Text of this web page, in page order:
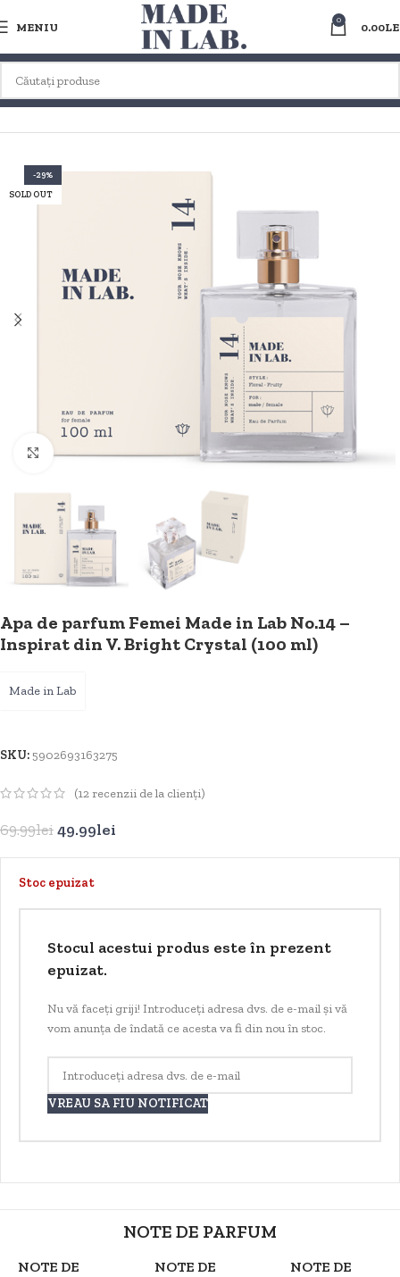
MENIU
0
0.00
Prima pagină PARFUMURI DUPES / CLONE PT. FEMEI FLORAL
-29%
SOLD OUT
Faceți clic pentru a mări
Apa de parfum Femei Made in Lab No.14 –
Inspirat din V. Bright Crystal (100 ml)
Made in Lab
SKU: 5902693163275
(12recenzii de la clienți)
69.99lei49.99lei
Stoc epuizat
Stocul acestui produs este în prezent
epuizat.
Nu vă faceți griji! Introduceți adresa dvs. de e-mail și vă
vom anunța de îndată ce acesta va fi din nou în stoc.
VREAU SA FIU NOTIFICAT
NOTE DE PARFUM
NOTE DE
NOTE DE
NOTE DE